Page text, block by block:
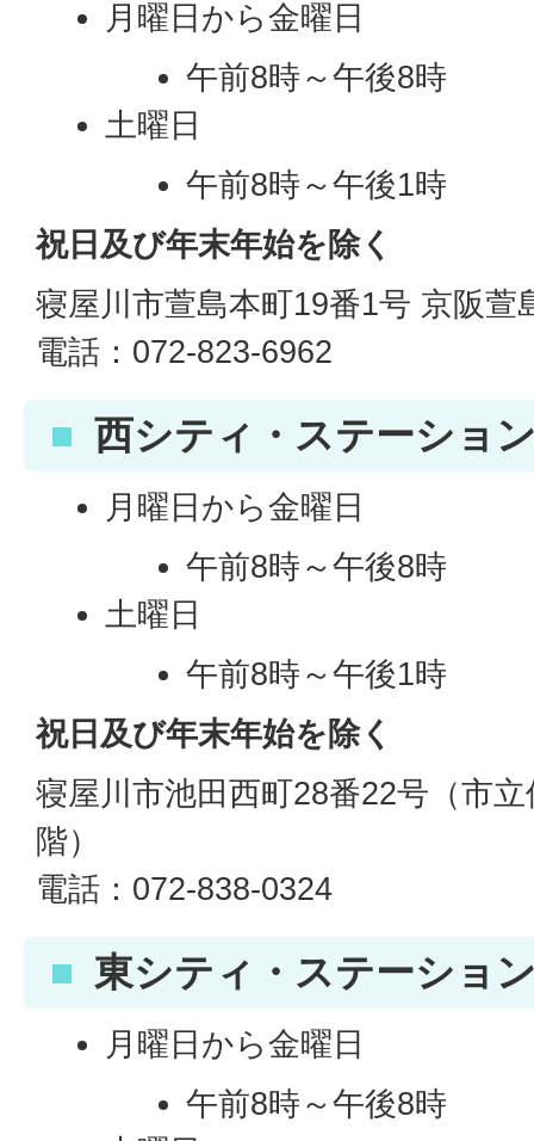
月曜日から金曜日
午前8時～午後8時
土曜日
午前8時～午後1時
祝日及び年末年始を除く
寝屋川市萱島本町19番1号 京阪萱
電話：072-823-6962
西シティ・ステーショ
月曜日から金曜日
午前8時～午後8時
土曜日
午前8時～午後1時
祝日及び年末年始を除く
寝屋川市池田西町28番22号（市
階）
電話：072-838-0324
東シティ・ステーショ
月曜日から金曜日
午前8時～午後8時